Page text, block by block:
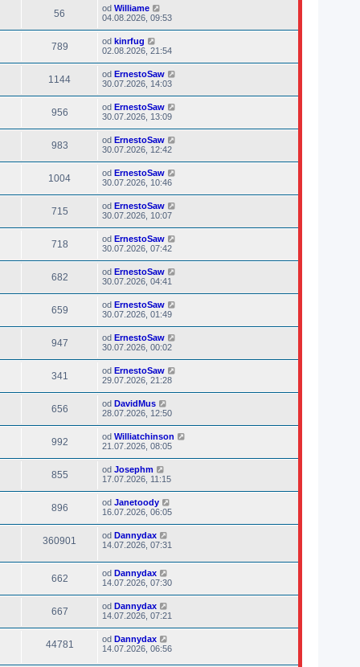
56 od Williame
04.08.2026, 09:53
789 od kinrfug
02.08.2026, 21:54
1144 od ErnestoSaw
30.07.2026, 14:03
956 od ErnestoSaw
30.07.2026, 13:09
983 od ErnestoSaw
30.07.2026, 12:42
1004 od ErnestoSaw
30.07.2026, 10:46
715 od ErnestoSaw
30.07.2026, 10:07
718 od ErnestoSaw
30.07.2026, 07:42
682 od ErnestoSaw
30.07.2026, 04:41
659 od ErnestoSaw
30.07.2026, 01:49
947 od ErnestoSaw
30.07.2026, 00:02
341 od ErnestoSaw
29.07.2026, 21:28
656 od DavidMus
28.07.2026, 12:50
992 od Williatchinson
21.07.2026, 08:05
855 od Josephm
17.07.2026, 11:15
896 od Janetoody
16.07.2026, 06:05
360901 od Dannydax
14.07.2026, 07:31
662 od Dannydax
14.07.2026, 07:30
667 od Dannydax
14.07.2026, 07:21
44781 od Dannydax
14.07.2026, 06:56